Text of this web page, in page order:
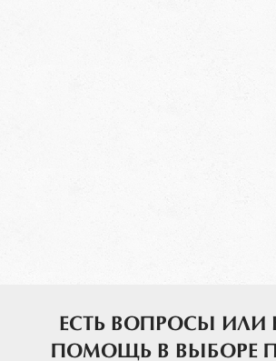
ЕСТЬ ВОПРОСЫ ИЛИ
ПОМОЩЬ В ВЫБОРЕ